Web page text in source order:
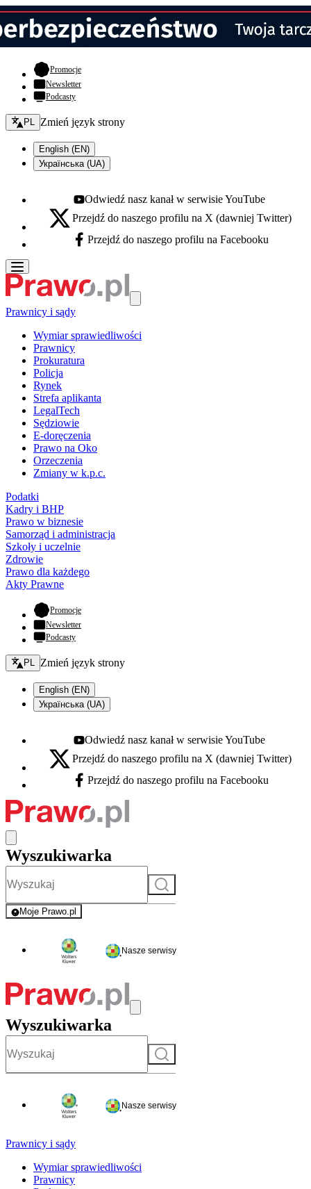
Promocje- otwiera się w nowej karcie
Newsletter
Podcasty
Zmień język - bieżący:
PL Zmień język strony
English (EN)
Українська (UA)
Youtube - otwiera się w nowej karcie
Odwiedź nasz kanał w serwisie YouTube
X - otwiera się w nowej karcie
Przejdź do naszego profilu na X (dawniej Twitter)
Facebook - otwiera się w nowej karcie
Przejdź do naszego profilu na Facebooku
Prawnicy i sądy
Wymiar sprawiedliwości
Prawnicy
Prokuratura
Policja
Rynek
Strefa aplikanta
LegalTech
Sędziowie
E-doręczenia
Prawo na Oko
Orzeczenia
Zmiany w k.p.c.
Podatki
Kadry i BHP
Prawo w biznesie
Samorząd i administracja
Szkoły i uczelnie
Zdrowie
Prawo dla każdego
Akty Prawne
Promocje- otwiera się w nowej karcie
Newsletter
Podcasty
Zmień język - bieżący:
PL Zmień język strony
English (EN)
Українська (UA)
Youtube - otwiera się w nowej karcie
Odwiedź nasz kanał w serwisie YouTube
X - otwiera się w nowej karcie
Przejdź do naszego profilu na X (dawniej Twitter)
Facebook - otwiera się w nowej karcie
Przejdź do naszego profilu na Facebooku
Wyszukiwarka
Szukaj
Moje Prawo.pl
- rejestracja i logowanie do serwisu
Nasze serwisy
Wyszukiwarka
Szukaj
Nasze serwisy
Prawnicy i sądy
Wymiar sprawiedliwości
Prawnicy